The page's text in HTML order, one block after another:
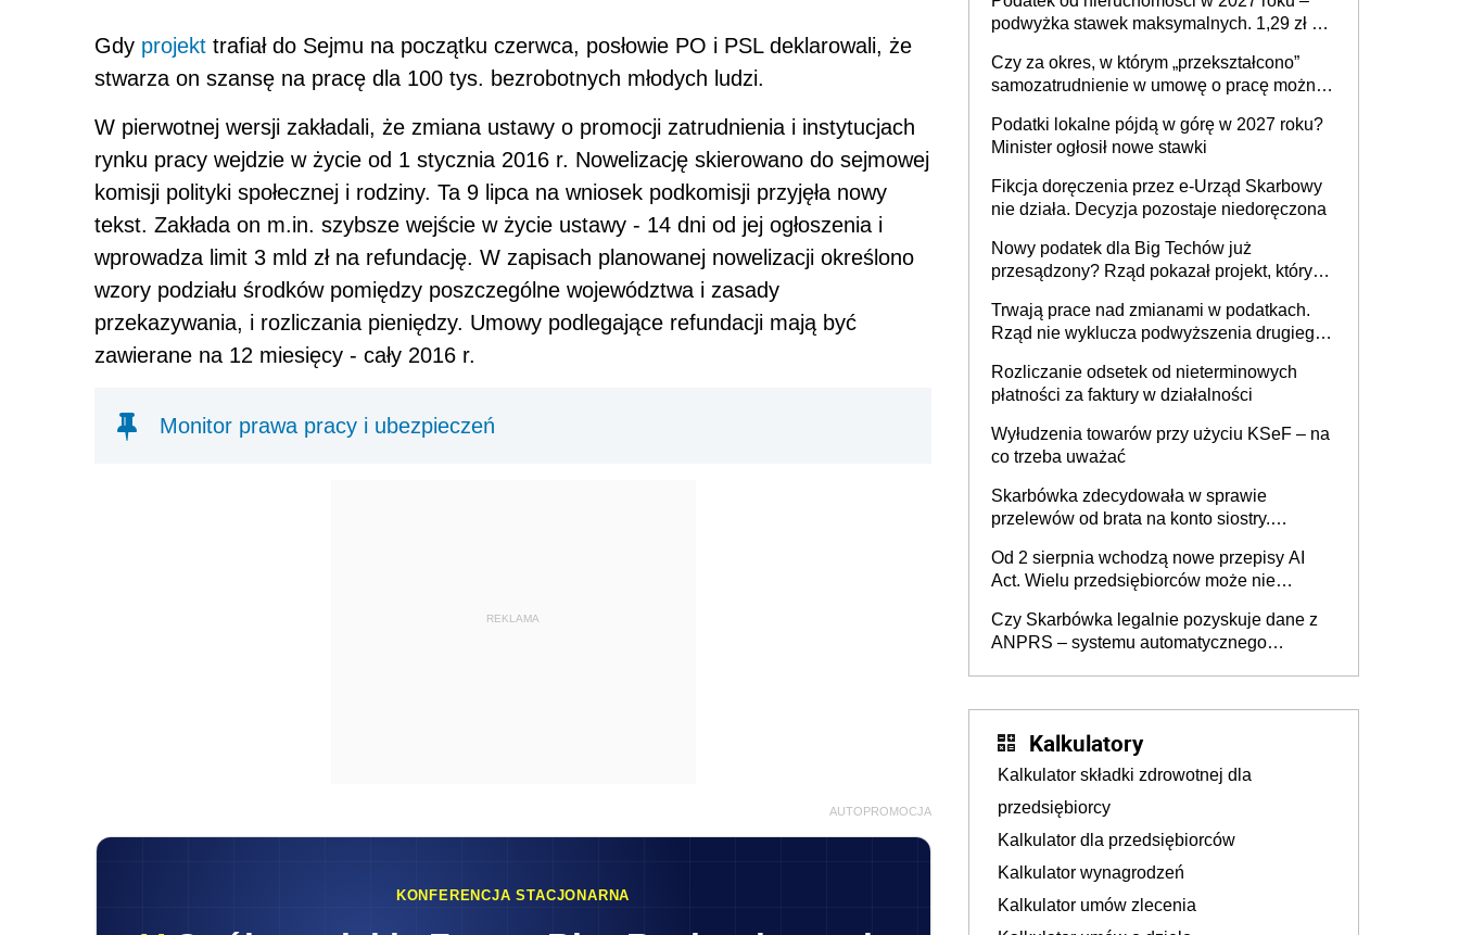
Gdy projekt trafiał do Sejmu na początku czerwca, posłowie PO i PSL deklarowali, że
stwarza on szansę na pracę dla 100 tys. bezrobotnych młodych ludzi.
W pierwotnej wersji zakładali, że zmiana ustawy o promocji zatrudnienia i instytucjach
rynku pracy wejdzie w życie od 1 stycznia 2016 r. Nowelizację skierowano do sejmowej
komisji polityki społecznej i rodziny. Ta 9 lipca na wniosek podkomisji przyjęła nowy
tekst. Zakłada on m.in. szybsze wejście w życie ustawy - 14 dni od jej ogłoszenia i
wprowadza limit 3 mld zł na refundację. W zapisach planowanej nowelizacji określono
wzory podziału środków pomiędzy poszczególne województwa i zasady
przekazywania, i rozliczania pieniędzy. Umowy podlegające refundacji mają być
zawierane na 12 miesięcy - cały 2016 r.
Monitor prawa pracy i ubezpieczeń
REKLAMA
AUTOPROMOCJA
KONFERENCJA STACJONARNA
podwyżka stawek maksymalnych. 1,29 zł za
budynków i lokali związanych z
prowadzeniem działalności gospodarczej
Czy za okres, w którym „przekształcono”
samozatrudnienie w umowę o pracę można
umowy cywilnoprawnej jedynym
racjonalnym wyjściem
Podatki lokalne pójdą w górę w 2027 roku?
Minister ogłosił nowe stawki
Fikcja doręczenia przez e-Urząd Skarbowy
nie działa. Decyzja pozostaje niedoręczona
Nowy podatek dla Big Techów już
przesądzony? Rząd pokazał projekt, który
Trwają prace nad zmianami w podatkach.
Rząd nie wyklucza podwyższenia drugiego
Rozliczanie odsetek od nieterminowych
płatności za faktury w działalności
Wyłudzenia towarów przy użyciu KSeF – na
co trzeba uważać
Skarbówka zdecydowała w sprawie
przelewów od brata na konto siostry.
darowizna, ale podatku jednak nie będzie
Od 2 sierpnia wchodzą nowe przepisy AI
Act. Wielu przedsiębiorców może nie
Czy Skarbówka legalnie pozyskuje dane z
ANPRS – systemu automatycznego
Kalkulatory
Kalkulator składki zdrowotnej dla
przedsiębiorcy
Kalkulator dla przedsiębiorców
Kalkulator wynagrodzeń
Kalkulator umów zlecenia